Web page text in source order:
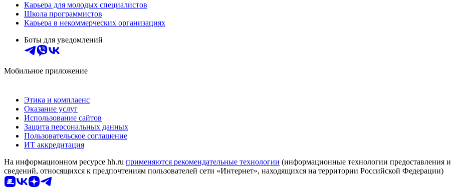
Карьера для молодых специалистов
Школа программистов
Карьера в некоммерческих организациях
Боты для уведомлений
Мобильное приложение
Этика и комплаенс
Оказание услуг
Использование сайтов
Защита персональных данных
Пользовательское соглашение
ИТ аккредитация
На информационном ресурсе hh.ru применяются рекомендательные технологии (информационные технологии предоставления
сведений, относящихся к предпочтениям пользователей сети «Интернет», находящихся на территории Российской Федерации)